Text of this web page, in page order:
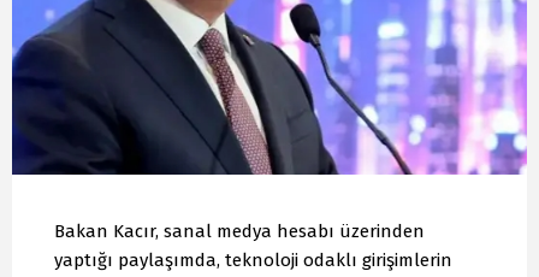
Bakan Kacır, sanal medya hesabı üzerinden
yaptığı paylaşımda, teknoloji odaklı girişimlerin